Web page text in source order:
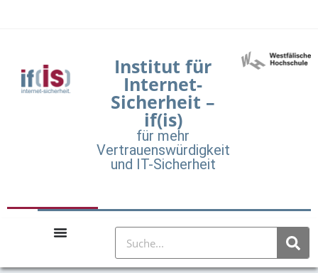
Institut für
Internet-
Sicherheit –
if(is)
für mehr
Vertrauenswürdigkeit
und IT-Sicherheit